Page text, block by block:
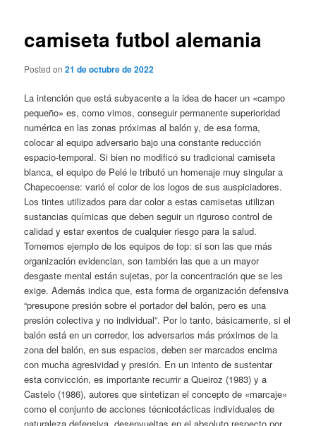
camiseta futbol alemania
Posted on21 de octubre de 2022
La intención que está subyacente a la idea de hacer un «campo
pequeño» es, como vimos, conseguir permanente superioridad
numérica en las zonas próximas al balón y, de esa forma,
colocar al equipo adversario bajo una constante reducción
espacio-temporal. Si bien no modificó su tradicional camiseta
blanca, el equipo de Pelé le tributó un homenaje muy singular a
Chapecoense: varió el color de los logos de sus auspiciadores.
Los tintes utilizados para dar color a estas camisetas utilizan
sustancias químicas que deben seguir un riguroso control de
calidad y estar exentos de cualquier riesgo para la salud.
Tomemos ejemplo de los equipos de top: si son las que más
organización evidencian, son también las que a un mayor
desgaste mental están sujetas, por la concentración que se les
exige. Además indica que, esta forma de organización defensiva
“presupone presión sobre el portador del balón, pero es una
presión colectiva y no individual”. Por lo tanto, básicamente, si el
balón está en un corredor, los adversarios más próximos de la
zona del balón, en sus espacios, deben ser marcados encima
con mucha agresividad y presión. En un intento de sustentar
esta convicción, es importante recurrir a Queiroz (1983) y a
Castelo (1986), autores que sintetizan el concepto de «marcaje»
como el conjunto de acciones técnicotácticas individuales de
naturaleza defensiva, desenvueltas en el absoluto respecto por